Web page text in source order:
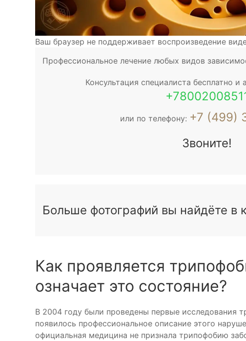
Ваш браузер не поддерживает воспроизведение
Профессиональное лечение любых видов
Консультация специалиста бесплатно и
или по телефону: +7 (499)
Звоните!
Больше фотографий вы найдёте в
Как проявляется
означает это состояние?
В 2004 году были проведены первые исследования
появилось профессиональное описание этого
официальная медицина не признала трипофобию